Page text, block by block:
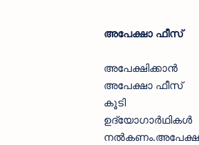
അപേക്ഷാ ഫീസ്‌
അപേക്ഷിക്കാന്‍
അപേക്ഷാ ഫീസ്‌
കൂടി
ഉദ്യോഗാര്‍ഥികള്‍